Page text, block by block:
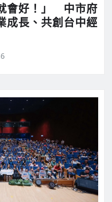
會好！」 中市府
成長、共創台中經